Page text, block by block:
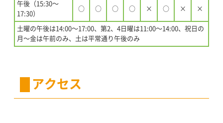
午後（15:30〜
17:30）
○ ○ ○ ○ × ○ × ×
土曜の午後は14:00〜17:00、第2、4日曜は11:00〜14:00、祝日の
月〜金は午前のみ、土は平常通り午後のみ
アクセス